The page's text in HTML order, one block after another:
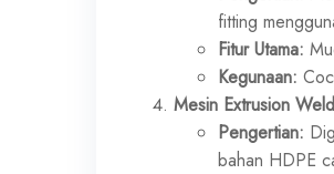
fitting
Fitur Utama:
Kegunaan:
Mesin Extrusion
Pengertian:
bahan HDPE